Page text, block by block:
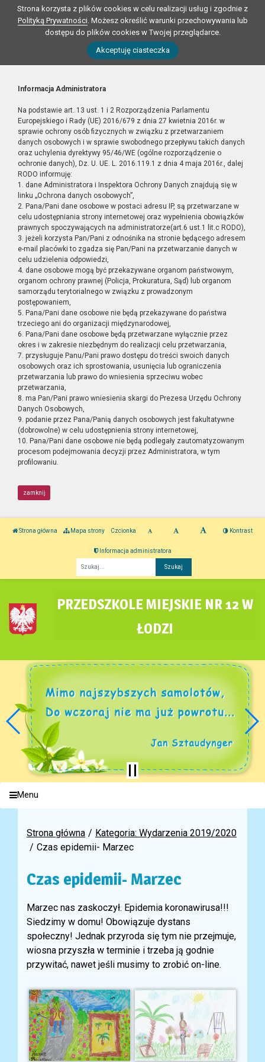
Strona korzysta z plików cookies w celu realizacji usług i zgodnie z
Polityką Prywatności. Możesz określić warunki przechowywania lub
dostępu do plików cookies w Twojej przeglądarce.
Akceptuję ciasteczka
Informacja Administratora
Na podstawie art. 13 ust. 1 i 2 Rozporządzenia Parlamentu
Europejskiego i Rady (UE) 2016/679 z dnia 27 kwietnia 2016r. w
sprawie ochrony osób fizycznych w związku z przetwarzaniem
danych osobowych i w sprawie swobodnego przepływu takich danych
oraz uchylenia dyrektywy 95/46/WE (ogólne rozporządzenie o
ochronie danych), Dz. U. UE. L. 2016.119.1 z dnia 4 maja 2016r., dalej
RODO informuję:
1. dane Administratora i Inspektora Ochrony Danych znajdują się w
linku „Ochrona danych osobowych”,
2. Pana/Pani dane osobowe w postaci adresu IP, są przetwarzane w
celu udostępniania strony internetowej oraz wypełnienia obowiązków
prawnych spoczywających na administratorze(art.6 ust.1 lit.c RODO),
3. jeżeli korzysta Pan/Pani z odnośnika na stronie będącego adresem
e-mail placówki to zgadza się Pan/Pani na przetwarzanie danych w
celu udzielenia odpowiedzi,
4. dane osobowe mogą być przekazywane organom państwowym,
organom ochrony prawnej (Policja, Prokuratura, Sąd) lub organom
samorządu terytorialnego w związku z prowadzonym
postępowaniem,
5. Pana/Pani dane osobowe nie będą przekazywane do państwa
trzeciego ani do organizacji międzynarodowej,
6. Pana/Pani dane osobowe będą przetwarzane wyłącznie przez
okres i w zakresie niezbędnym do realizacji celu przetwarzania,
7. przysługuje Panu/Pani prawo dostępu do treści swoich danych
osobowych oraz ich sprostowania, usunięcia lub ograniczenia
przetwarzania lub prawo do wniesienia sprzeciwu wobec
przetwarzania,
8. ma Pan/Pani prawo wniesienia skargi do Prezesa Urzędu Ochrony
Danych Osobowych,
9. podanie przez Pana/Panią danych osobowych jest fakultatywne
(dobrowolne) w celu udostępnienia strony internetowej,
10. Pana/Pani dane osobowe nie będą podlegały zautomatyzowanym
procesom podejmowania decyzji przez Administratora, w tym
profilowaniu.
zamknij
Strona główna Mapa strony Czcionka Kontrast
Informacja administratora
PRZEDSZKOLE MIEJSKIE NR 12 W
ŁODZI
Menu
Strona główna
Kategoria: Wydarzenia 2019/2020
Czas epidemii- Marzec
Czas epidemii- Marzec
Marzec nas zaskoczył. Epidemia koronawirusa!!!
Siedzimy w domu! Obowiązuje dystans
społeczny! Jednak przyroda się tym nie przejmuje,
wiosna przyszła w terminie i trzeba ją godnie
przywitać, nawet jeśli musimy to zrobić on-line.